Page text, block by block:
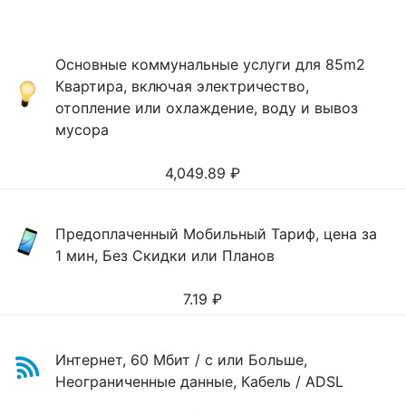
Основные коммунальные услуги для 85m2
Квартира, включая электричество,
отопление или охлаждение, воду и вывоз
мусора
4,049.89 ₽
Предоплаченный Мобильный Тариф, цена за
1 мин, Без Скидки или Планов
7.19 ₽
Интернет, 60 Мбит / с или Больше,
Неограниченные данные, Кабель / ADSL